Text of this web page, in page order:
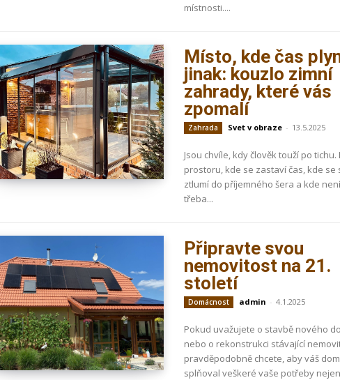
místnosti....
Místo, kde čas
jinak: kouzlo zimní
zahrady, které vás
zpomalí
Zahrada Svet v obraze - 13.5.2025
Jsou chvíle, kdy člověk touží po tichu.
prostoru, kde se zastaví čas, kde se
ztlumí do příjemného šera a kde není
třeba...
Připravte svou
nemovitost na 21.
století
Domácnost admin - 4.1.2025
Pokud uvažujete o stavbě nového
nebo o rekonstrukci stávající
pravděpodobně chcete, aby váš
splňoval veškeré vaše potřeby nejen